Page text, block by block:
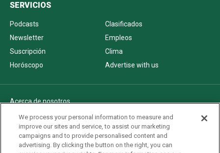
SERVICIOS
Podcasts
Clasificados
Newsletter
Empleos
Suscripción
Clima
Horóscopo
Advertise with us
Acerca de nosotros
Politica de privacidad
Pautas Editoriales
AdChoices
We process your personal information to measure and
improve our sites and service, to assist our marketing
campaigns and to provide personalised content and
advertising. By clicking the button on the right, you can